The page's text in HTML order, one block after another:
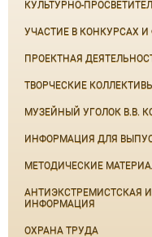
КУЛЬТУРНО-
УЧАСТИЕ В КОНКУРСАХ И
ПРОЕКТНАЯ
ТВОРЧЕСКИЕ
МУЗЕЙНЫЙ УГОЛОК В.В.
ИНФОРМАЦИЯ ДЛЯ
МЕТОДИЧЕСКИЕ
АНТИЭКСТРЕМИСТСКАЯ
ИНФОРМАЦИЯ
ОХРАНА ТРУДА